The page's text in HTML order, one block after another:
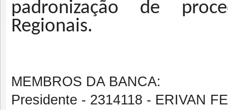
padronização de
Regionais.
MEMBROS DA BANCA:
Presidente - 2314118 - ERIVAN